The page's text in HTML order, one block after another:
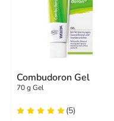
Combudoron Gel
70 g Gel
(5)